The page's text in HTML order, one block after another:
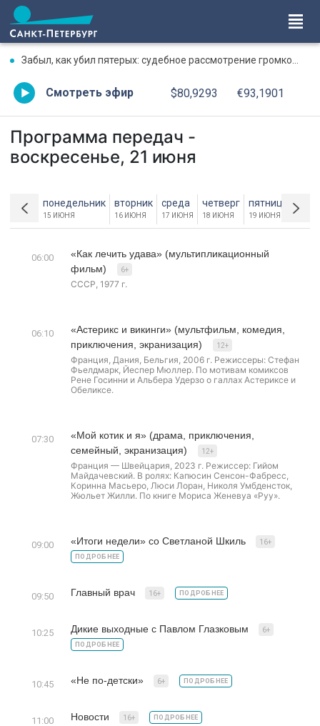
Забыл, как убил пятерых: судебное рассмотрение громкого дела о массовом убийстве в Липной Горке приостановлено
Смотреть эфир $80,9293 €93,1901
Программа передач -
воскресенье, 21 июня
понедельник
15 ИЮНЯ
вторник
16 ИЮНЯ
среда
17 ИЮНЯ
четверг
18 ИЮНЯ
пятница
19 ИЮНЯ
06:00
«Как лечить удава» (мультипликационный
фильм)
6+
СССР, 1977 г.
06:10
«Астерикс и викинги» (мультфильм, комедия,
приключения, экранизация)
12+
Франция, Дания, Бельгия, 2006 г. Режиссеры: Стефан
Фьелдмарк, Йеспер Мюллер. По мотивам комиксов
Рене Госинни и Альбера Удерзо о галлах Астериксе и
Обеликсе.
07:30
«Мой котик и я» (драма, приключения,
семейный, экранизация)
12+
Франция — Швейцария, 2023 г. Режиссер: Гийом
Майдачевский. В ролях: Капюсин Сенсон-Фабресс,
Коринна Масьеро, Люси Лоран, Николя Умбденсток,
Жюльет Жилли. По книге Мориса Женевуа «Руу».
09:00 «Итоги недели» со Светланой Шкиль 16+
ПОДРОБНЕЕ
09:50 Главный врач 16+ ПОДРОБНЕЕ
10:25 Дикие выходные с Павлом Глазковым 6+
ПОДРОБНЕЕ
10:45 «Не по-детски» 6+ ПОДРОБНЕЕ
11:00 Новости 16+ ПОДРОБНЕЕ